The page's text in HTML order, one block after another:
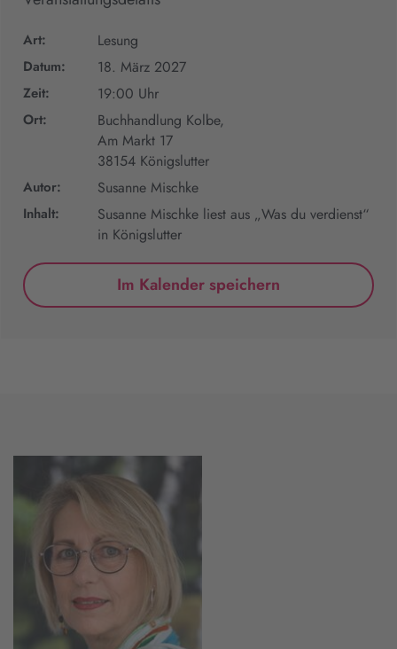
Art: Lesung
Datum: 18. März 2027
Zeit: 19:00 Uhr
Ort:
Buchhandlung Kolbe,
Am Markt 17
38154 Königslutter
Autor: Susanne Mischke
Inhalt:
Susanne Mischke liest aus „Was du verdienst“
in Königslutter
Im Kalender speichern